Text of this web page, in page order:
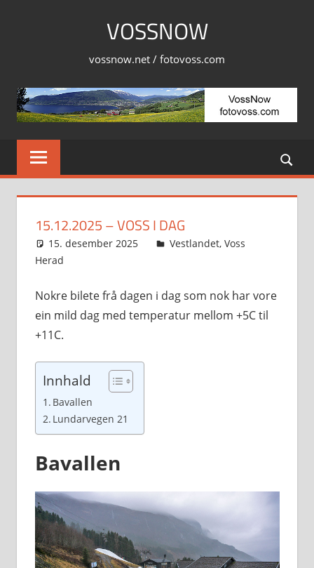
VOSSNOW
vossnow.net / fotovoss.com
15.12.2025 – VOSS I DAG
15. desember 2025 Svein
Vestlandet, Voss
Herad
Nokre bilete frå dagen i dag som nok har vore
ein mild dag med temperatur mellom +5C til
+11C.
Innhald
Bavallen
Lundarvegen 21
Bavallen